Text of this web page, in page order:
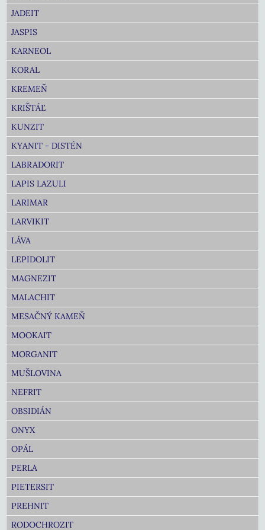
JADEIT
JASPIS
KARNEOL
KORAL
KREMEŇ
KRIŠTÁĽ
KUNZIT
KYANIT - DISTÉN
LABRADORIT
LAPIS LAZULI
LARIMAR
LARVIKIT
LÁVA
LEPIDOLIT
MAGNEZIT
MALACHIT
MESAČNÝ KAMEŇ
MOOKAIT
MORGANIT
MUŠLOVINA
NEFRIT
OBSIDIÁN
ONYX
OPÁL
PERLA
PIETERSIT
PREHNIT
RODOCHROZIT